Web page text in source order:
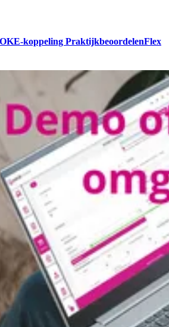
koppeling PraktijkbeoordelenFlex